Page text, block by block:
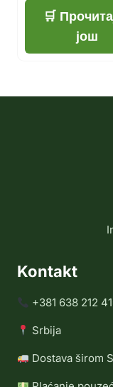
још
Kontakt
+381 638 212
Srbija
Dostava širom